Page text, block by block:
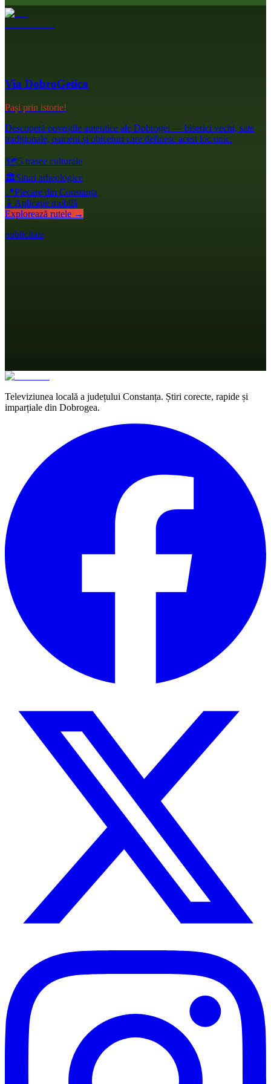
Via DobroGetica
Pași prin istorie!
Descoperă poveștile autentice ale Dobrogei — biserici vechi, sate
tradiționale, oameni și obiceiuri care definesc acest loc unic.
🗺️5 trasee culturale
🏛️Situri arheologice
📍Plecare din Constanța
📱 Aplicație mobilă
Explorează rutele →
publicitate
Televiziunea locală a județului Constanța. Știri corecte, rapide și
imparțiale din Dobrogea.